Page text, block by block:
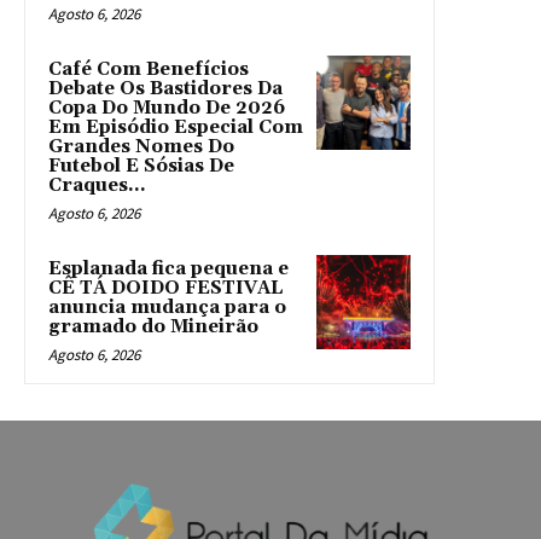
Agosto 6, 2026
Café Com Benefícios
Debate Os Bastidores Da
Copa Do Mundo De 2026
Em Episódio Especial Com
Grandes Nomes Do
Futebol E Sósias De
Craques...
Agosto 6, 2026
Esplanada fica pequena e
CÊ TÁ DOIDO FESTIVAL
anuncia mudança para o
gramado do Mineirão
Agosto 6, 2026